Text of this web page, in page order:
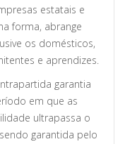
estatais e
forma, abrange
os domésticos,
e aprendizes.
garantia
em que as
ultrapassa o
garantida pelo